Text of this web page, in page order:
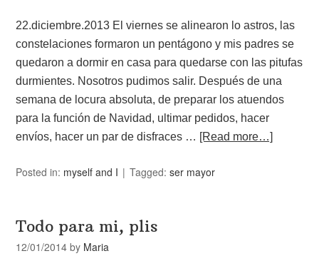
22.diciembre.2013 El viernes se alinearon lo astros, las
constelaciones formaron un pentágono y mis padres se
quedaron a dormir en casa para quedarse con las pitufas
durmientes. Nosotros pudimos salir. Después de una
semana de locura absoluta, de preparar los atuendos
para la función de Navidad, ultimar pedidos, hacer
envíos, hacer un par de disfraces … [Read more…]
Posted in: myself and I Tagged:ser mayor
Todo para mi, plis
12/01/2014 by Maria